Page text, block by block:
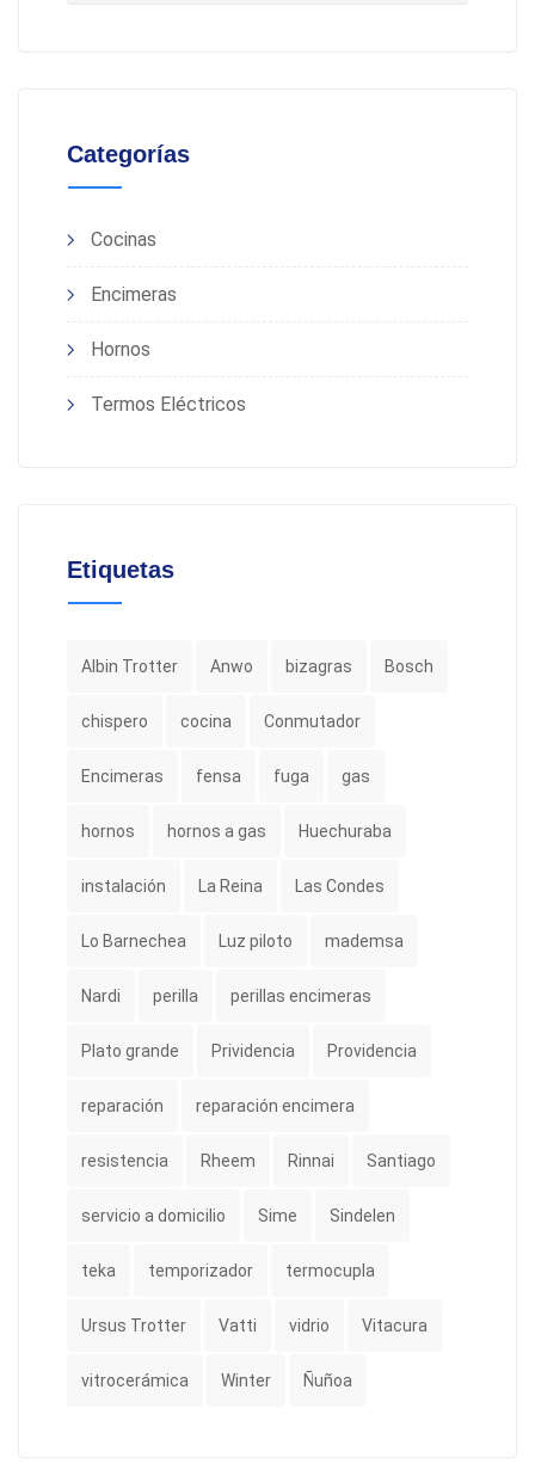
Categorías
Cocinas
Encimeras
Hornos
Termos Eléctricos
Etiquetas
Albin Trotter Anwo bizagras Bosch
chispero cocina Conmutador
Encimeras fensa fuga gas
hornos hornos a gas Huechuraba
instalación La Reina Las Condes
Lo Barnechea Luz piloto mademsa
Nardi perilla perillas encimeras
Plato grande Prividencia Providencia
reparación reparación encimera
resistencia Rheem Rinnai Santiago
servicio a domicilio Sime Sindelen
teka temporizador termocupla
Ursus Trotter Vatti vidrio Vitacura
vitrocerámica Winter Ñuñoa